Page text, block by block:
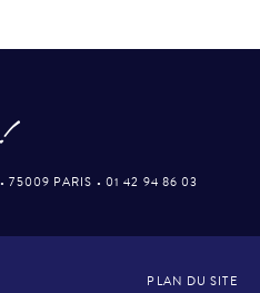
• 75009 PARIS • 01 42 94 86 03
PLAN DU SITE